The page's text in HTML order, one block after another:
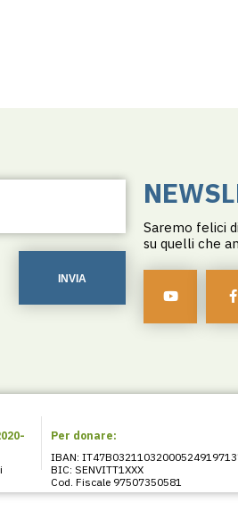
INVIA
Saremo felici
su quelli che
Per donare:
IBAN:
BIC: SENVITT1XXX
Cod. Fiscale 97507350581